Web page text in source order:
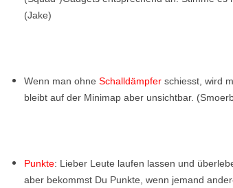
(Jake)
Wenn man ohne Schalldämpfer schiesst, wird
bleibt auf der Minimap aber unsichtbar.
Punkte: Lieber Leute laufen lassen und
aber bekommst Du Punkte, wenn jemand